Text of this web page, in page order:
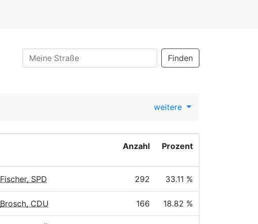
Finden
weitere
Anzahl Prozent
Fischer, SPD 292 33.11 %
Brosch, CDU 166 18.82 %